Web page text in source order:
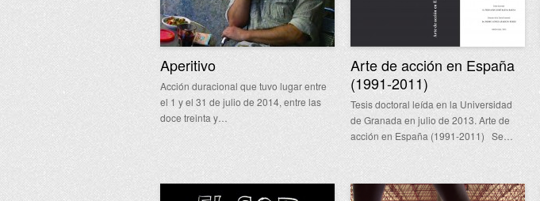
Aperitivo
Acción duracional que tuvo lugar entre
el 1 y el 31 de julio de 2014, entre las
doce treinta y…
Arte de acción en España
(1991-2011)
Tesis doctoral leída en la Universidad
de Granada en julio de 2013. Arte de
acción en España (1991-2011) Se…